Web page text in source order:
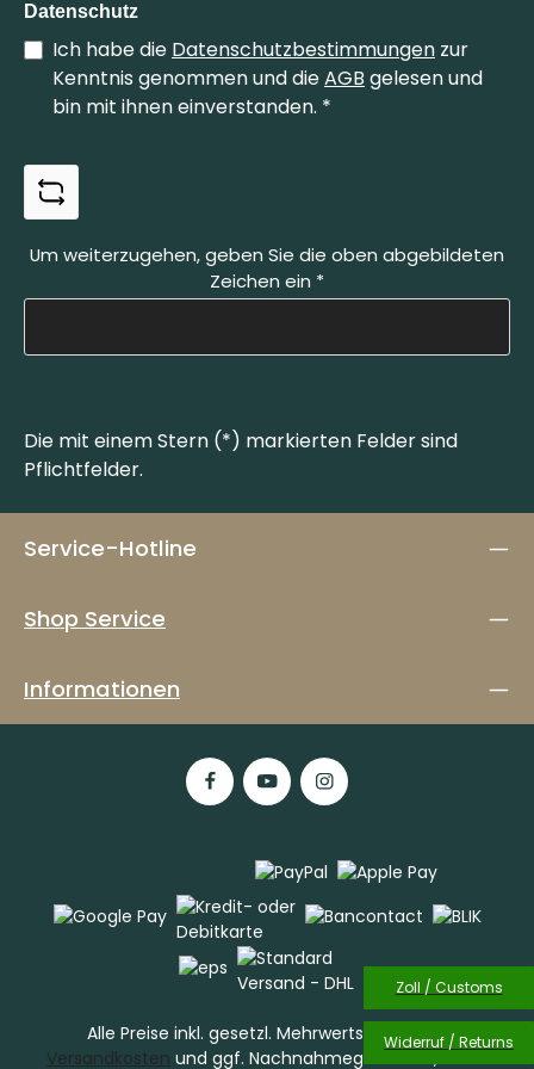
Solingen, Germany Web: https://www.otter-
+49 212 337829
Datenschutz
Ich habe die Datenschutzbestimmungen zur
Kenntnis genommen und dieAGB gelesen und
bin mit ihnen einverstanden. *
Um weiterzugehen, geben Sie die oben abgebildeten
Zeichen ein *
Die mit einem Stern (*) markierten Felder sind
Pflichtfelder.
Service-Hotline
Shop Service
Informationen
Alle Preise inkl. gesetzl. Mehrwertsteuer zzgl.
Versandkosten und ggf. Nachnahmegebühren, wenn
Zoll / Customs
Widerruf / Returns